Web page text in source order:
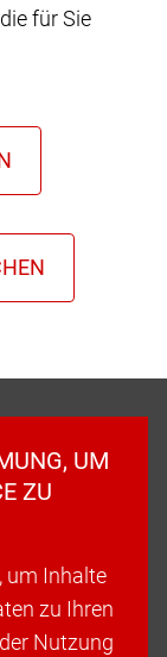
für Sie
UM
ZU
um Inhalte
zu Ihren
Nutzung